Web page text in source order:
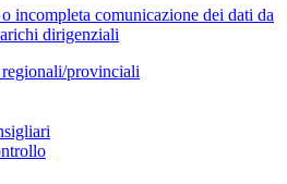
incompleta comunicazione dei dati da
dirigenziali
provinciali